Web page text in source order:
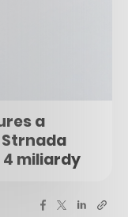
a
Strnada
4 miliardy